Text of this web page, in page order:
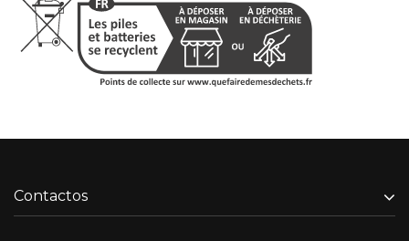
Contactos